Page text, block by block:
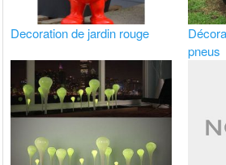
Decoration de jardin rouge
pneus